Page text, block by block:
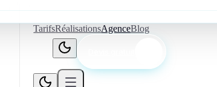
TarifsRéalisationsAgenceBlog